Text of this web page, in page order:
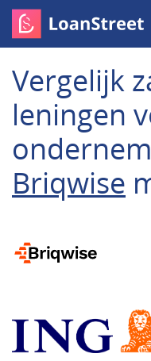
Vergelijk
leningen
Briqwise